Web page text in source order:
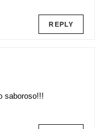
REPLY
saboroso!!!